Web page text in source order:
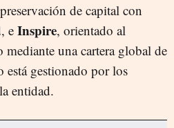
de capital con
eInspire, orientado al
una cartera global de
está gestionado por los
entidad.